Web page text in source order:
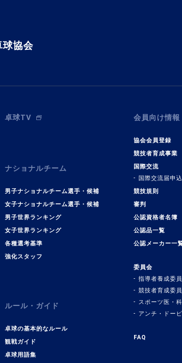
球協会
卓球TV
ナショナルチーム
男子ナショナルチーム選手・候補
女子ナショナルチーム選手・候補
男子世界ランキング
女子世界ランキング
各種選考基準
強化スタッフ
ルール・ガイド
卓球の基本的なルール
観戦ガイド
卓球用語集
会員向け情報
協会会員登録
競技者育成事業
国際交流
国際交流届申
競技規則
審判
公認資格者名簿
公認品一覧
公認メーカー一
委員会
指導者養成委
競技者育成委
スポーツ医・
アンチ・ドー
FAQ